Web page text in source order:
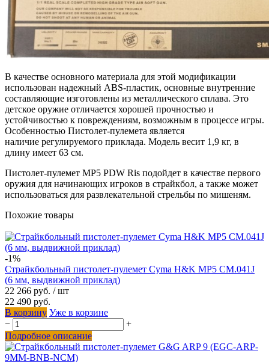
В качестве основного материала для этой модификации
использован надежный ABS-пластик, основные внутренние
составляющие изготовлены из металлического сплава. Это
детское оружие отличается хорошей прочностью и
устойчивостью к повреждениям, возможным в процессе игры.
Особенностью Пистолет-пулемета является
наличие регулируемого приклада. Модель весит 1,9 кг, в
длину имеет 63 см.
Пистолет-пулемет MP5 PDW Ris подойдет в качестве первого
оружия для начинающих игроков в страйкбол, а также может
использоваться для развлекательной стрельбы по мишеням.
Похожие товары
-1%
Страйкбольный пистолет-пулемет Cyma H&K MP5 CM.041J
(6 мм, выдвижной приклад)
22 266 руб. / шт
22 490 руб.
В корзину Уже в корзине
−
+
Подробное описание